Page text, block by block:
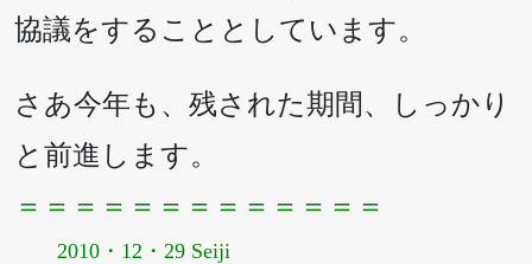
協議をすることとしています。
さあ今年も、残された期間、しっかり
と前進します。
＝＝＝＝＝＝＝＝＝＝＝＝＝
2010・12・29 Seiji